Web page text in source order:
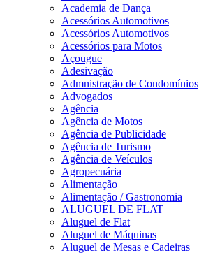
Academia de Dança
Acessórios Automotivos
Acessórios Automotivos
Acessórios para Motos
Açougue
Adesivação
Admnistração de Condomínios
Advogados
Agência
Agência de Motos
Agência de Publicidade
Agência de Turismo
Agência de Veículos
Agropecuária
Alimentação
Alimentação / Gastronomia
ALUGUEL DE FLAT
Aluguel de Flat
Aluguel de Máquinas
Aluguel de Mesas e Cadeiras